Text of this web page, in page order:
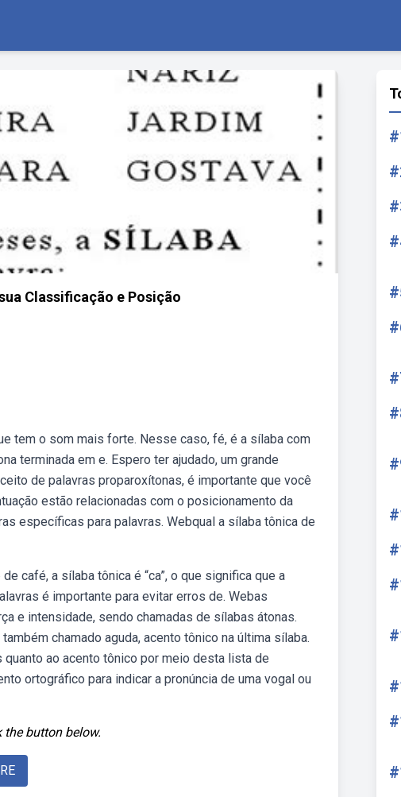
Classificação e Posição
tem o som mais forte. Nesse caso, fé, é a sílaba com
terminada em e. Espero ter ajudado, um grande
de palavras proparoxítonas, é importante que você
estão relacionadas com o posicionamento da
específicas para palavras. Webqual a sílaba tônica de
café, a sílaba tônica é “ca”, o que significa que a
é importante para evitar erros de. Webas
e intensidade, sendo chamadas de sílabas átonas.
chamado aguda, acento tônico na última sílaba.
ao acento tônico por meio desta lista de
ortográfico para indicar a pronúncia de uma vogal ou
button below.